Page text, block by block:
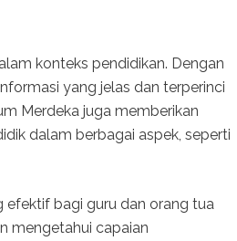
konteks pendidikan. Dengan
yang jelas dan terperinci
Merdeka juga memberikan
dalam berbagai aspek, seperti
efektif bagi guru dan orang tua
mengetahui capaian